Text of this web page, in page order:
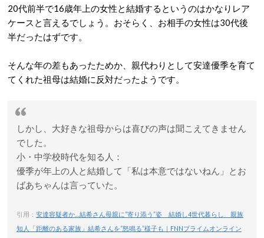
20代前半で16歳年上の女性と結婚するというのはかなりレア
ケースと言えるでしょう。おそらく、お相手の女性は30代後
半だったはずです。
そんな年の差もあったためか、親代わりとして安達優季を育て
てくれた祖母は結婚に反対だったようです。
しかし、大好きな祖母からは喜びの声は聞こえてきません
でした。
小・中学校時代を知る人：
優季が年上の人と結婚して「私は本意ではないねん」とお
ばあちゃんは言っていた。
引用： 安達容疑者か…結希さん母親に“寄り添う”姿 結婚し4世代暮らし 親族
知人「距離のある家族」結希さんを“怒鳴る”様子も｜FNNプライムオンライン